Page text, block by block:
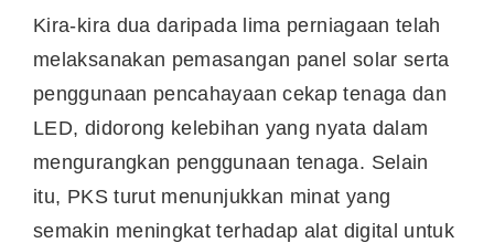
Kira-kira dua daripada lima perniagaan telah
melaksanakan pemasangan panel solar serta
penggunaan pencahayaan cekap tenaga dan
LED, didorong kelebihan yang nyata dalam
mengurangkan penggunaan tenaga. Selain
itu, PKS turut menunjukkan minat yang
semakin meningkat terhadap alat digital untuk